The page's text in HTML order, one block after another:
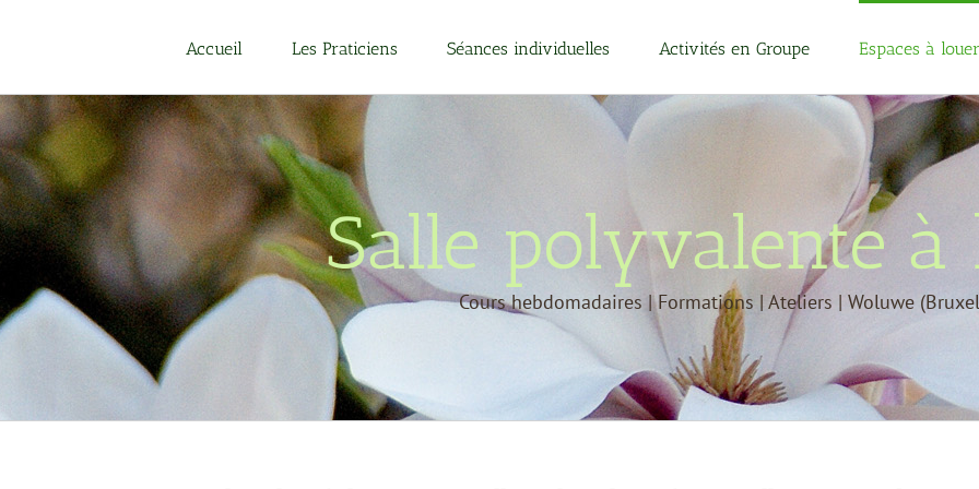
Accueil Les Praticiens Séances individuelles Activités en Groupe Espaces à louer
Salle polyvalente à
Cours hebdomadaires | Formations | Ateliers | Woluwe